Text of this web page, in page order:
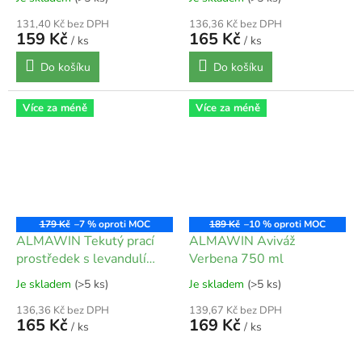
131,40 Kč bez DPH
159 Kč / ks
Do košíku
136,36 Kč bez DPH
165 Kč / ks
Do košíku
Více za méně
179 Kč –7 %
ALMAWIN Tekutý prací
prostředek s levandulí
750 ml
Je skladem (>5 ks)
136,36 Kč bez DPH
165 Kč / ks
Více za méně
189 Kč –10 %
ALMAWIN Aviváž
Verbena 750 ml
Je skladem (>5 ks)
139,67 Kč bez DPH
169 Kč / ks